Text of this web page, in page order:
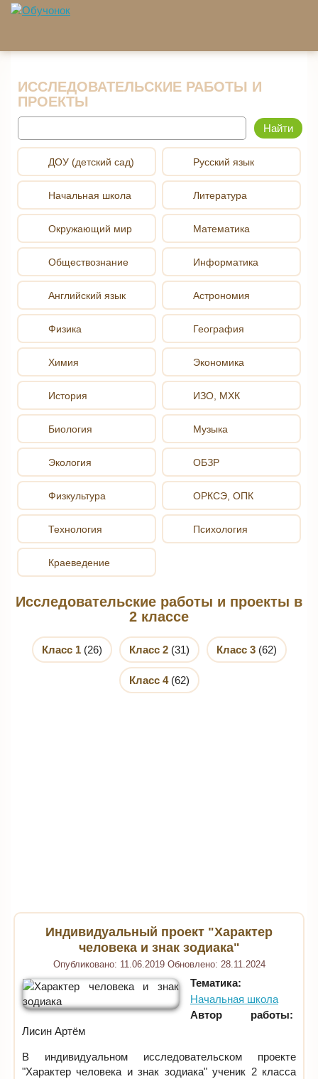
Перейти к основному содержанию
ИССЛЕДОВАТЕЛЬСКИЕ РАБОТЫ И
ПРОЕКТЫ
ДОУ (детский сад)
Начальная школа
Окружающий мир
Обществознание
Английский язык
Русский язык
Литература
Математика
Информатика
Астрономия
Физика
Химия
История
Биология
Экология
География
Экономика
ИЗО, МХК
Музыка
ОБЗР
Физкультура
Технология
Краеведение
ОРКСЭ, ОПК
Психология
Исследовательские работы и проекты в
2 классе
Класс 1(26) Класс 2(31) Класс 3(62)
Класс 4(62)
Индивидуальный проект "Характер
человека и знак зодиака"
Опубликовано: 11.06.2019 Обновлено: 28.11.2024
Тематика:
Начальная школа
Автор работы:
Лисин Артём
В индивидуальном исследовательском проекте
"Характер человека и знак зодиака" ученик 2 класса